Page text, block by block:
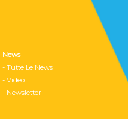
News
- Tutte Le News
- Video
- Newsletter